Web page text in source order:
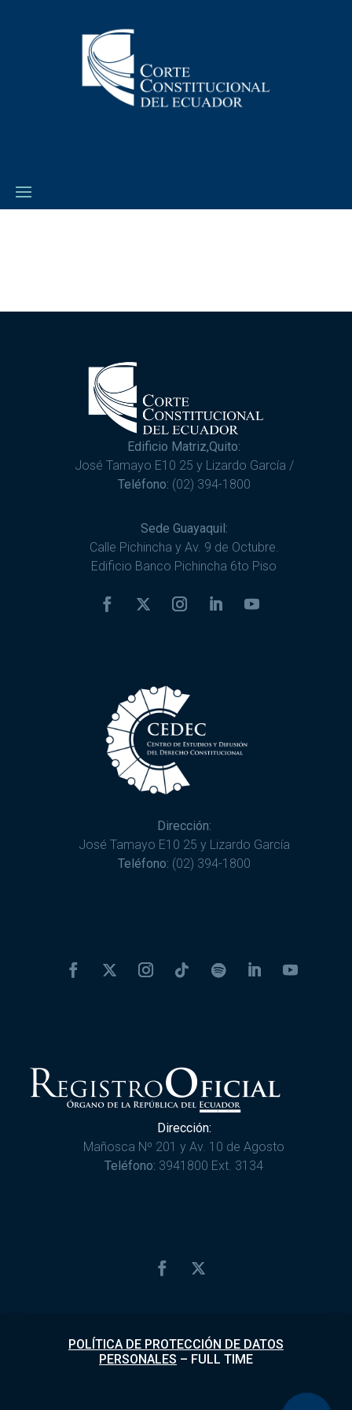
Edificio Matriz,Quito:
José Tamayo E10 25 y Lizardo García /
Teléfono: (02) 394-1800
Sede Guayaquil:
Calle Pichincha y Av. 9 de Octubre.
Edificio Banco Pichincha 6to Piso
Dirección:
José Tamayo E10 25 y Lizardo García
Teléfono: (02) 394-1800
Dirección:
Mañosca Nº 201 y Av. 10 de Agosto
Teléfono: 3941800 Ext. 3134
POLÍTICA DE PROTECCIÓN DE DATOS
PERSONALES – FULL TIME